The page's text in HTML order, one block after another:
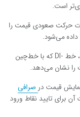
است.
حرکت صعودی قیمت را
می‌شود.
خط -DI
که با خط‌چین
را نشان می‌دهد.
قیمت در صرافی
آن برای تایید نقاط ورود